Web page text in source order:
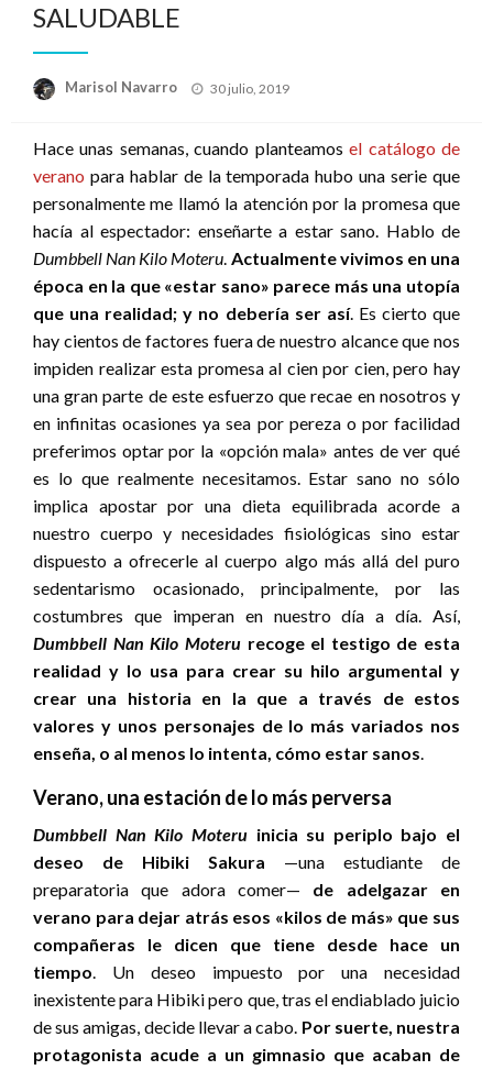
SALUDABLE
Marisol Navarro
Publicado
30 julio, 2019
Hace unas semanas, cuando planteamosel catálogo de
verano para hablar de la temporada hubo una serie que
personalmente me llamó la atención por la promesa que
hacía al espectador: enseñarte a estar sano. Hablo de
Dumbbell Nan Kilo Moteru. Actualmente vivimos en una
época en la que «estar sano» parece más una utopía
que una realidad; y no debería ser así. Es cierto que
hay cientos de factores fuera de nuestro alcance que nos
impiden realizar esta promesa al cien por cien, pero hay
una gran parte de este esfuerzo que recae en nosotros y
en infinitas ocasiones ya sea por pereza o por facilidad
preferimos optar por la «opción mala» antes de ver qué
es lo que realmente necesitamos. Estar sano no sólo
implica apostar por una dieta equilibrada acorde a
nuestro cuerpo y necesidades fisiológicas sino estar
dispuesto a ofrecerle al cuerpo algo más allá del puro
sedentarismo ocasionado, principalmente, por las
costumbres que imperan en nuestro día a día. Así,
Dumbbell Nan Kilo Moterurecoge el testigo de esta
realidad y lo usa para crear su hilo argumental y
crear una historia en la que a través de estos
valores y unos personajes de lo más variados nos
enseña, o al menos lo intenta, cómo estar sanos.
Verano, una estación de lo más perversa
Dumbbell Nan Kilo Moteruinicia su periplo bajo el
deseo de Hibiki Sakura —una estudiante de
preparatoria que adora comer— de adelgazar en
verano para dejar atrás esos «kilos de más» que sus
compañeras le dicen que tiene desde hace un
tiempo. Un deseo impuesto por una necesidad
inexistente para Hibiki pero que, tras el endiablado juicio
de sus amigas, decide llevar a cabo. Por suerte, nuestra
protagonista acude a un gimnasio que acaban de